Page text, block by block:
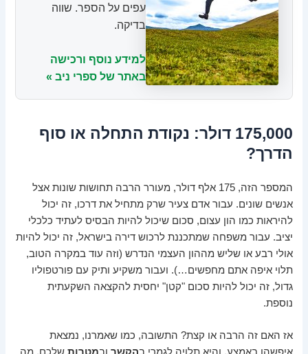
עפים על הספר. שווה
בדיקה.
למידע נוסף ורכישה
באתר של ספרי ניב »
175,000 דולר: נקודת התחלה או סוף
הדרך?
המספר הזה, 175 אלף דולר, מעורר הרבה תחושות שונות אצל
אנשים שונים. עבור אדם צעיר שרק מתחיל את דרכו, זה יכול
להיראות כמו הון עצום, סכום שיכול להיות הבסיס לעתיד כלכלי
יציב. עבור משפחה שמתכננת לרכוש דירה בישראל, זה יכול להיות
אולי רבע או שליש מההון העצמי הנדרש (וזה עוד במקרה הטוב,
תלוי איפה אתם מחפשים…). ועבור משקיע ותיק עם פורטפוליו
גדול, זה יכול להיות סכום "קטן" יחסית להקצאה השקעתית
נוספת.
אז האם זה הרבה או קצת? התשובה, כמו שאמרנו, נמצאת